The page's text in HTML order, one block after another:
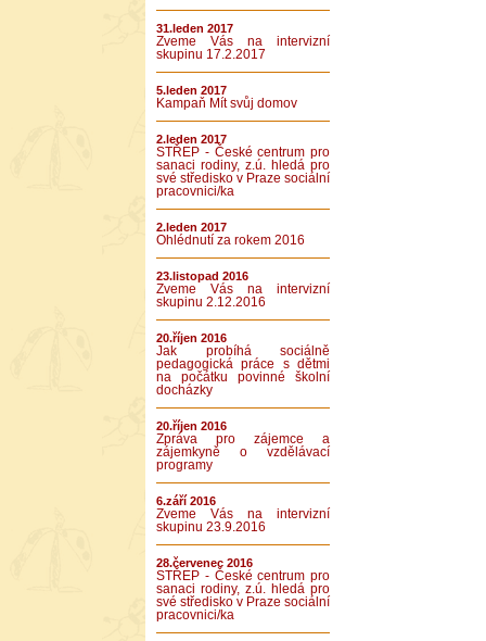
31.leden 2017
Zveme Vás na intervizní
skupinu 17.2.2017
5.leden 2017
Kampaň Mít svůj domov
2.leden 2017
STŘEP - České centrum pro
sanaci rodiny, z.ú. hledá pro
své středisko v Praze sociální
pracovnici/ka
2.leden 2017
Ohlédnutí za rokem 2016
23.listopad 2016
Zveme Vás na intervizní
skupinu 2.12.2016
20.říjen 2016
Jak probíhá sociálně
pedagogická práce s dětmi
na počátku povinné školní
docházky
20.říjen 2016
Zpráva pro zájemce a
zájemkyně o vzdělávací
programy
6.září 2016
Zveme Vás na intervizní
skupinu 23.9.2016
28.červenec 2016
STŘEP - České centrum pro
sanaci rodiny, z.ú. hledá pro
své středisko v Praze sociální
pracovnici/ka